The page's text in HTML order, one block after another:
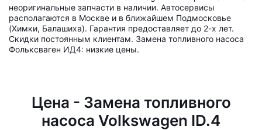
неоригинальные запчасти в наличии. Автосервисы
располагаются в Москве и в ближайшем Подмосковье
(Химки, Балашиха). Гарантия предоставляет до 2-х лет.
Скидки постоянным клиентам. Замена топливного насоса
Фольксваген ИД4: низкие цены.
Цена - Замена топливного
насоса Volkswagen ID.4